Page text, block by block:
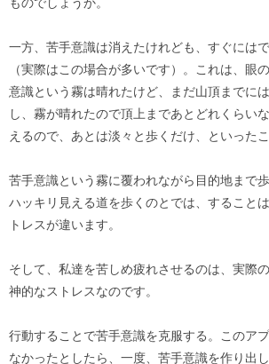
一方、苦手意識は消えたけれども、すぐには
（実際はこの場合が多いです）。これは、眼
意識という霧は晴れたけど、まだ山頂までに
し、霧が晴れたので頂上まであとどれくらい
えるので、あとは淡々と歩くだけ、といったこ
苦手意識という霧に覆われながら目的地まで
ハッキリ見える道を歩くのとでは、すること
トレスが違います。
そして、私達を苦しめ疲れさせるのは、実際
神的なストレスなのです。
行動することで苦手意識を克服する。このア
なかったとしたら、一度、苦手意識を作り出